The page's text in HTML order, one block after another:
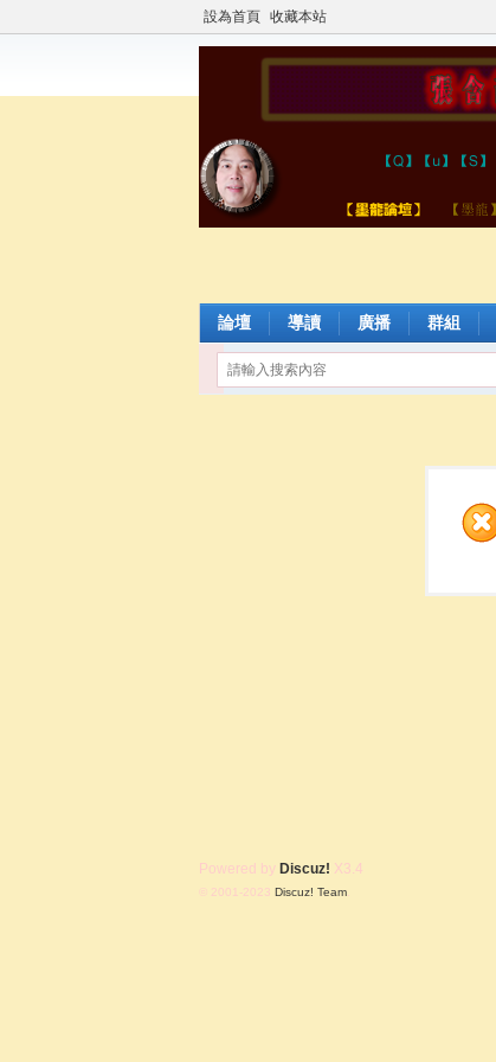
設為首頁 收藏本站
論壇 導讀 廣播 群組
Powered by Discuz! X3.4
© 2001-2023 Discuz! Team